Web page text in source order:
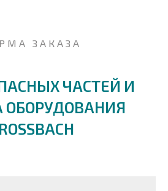
ЗАКАЗА
ЧАСТЕЙ И
ОБОРУДОВАНИЯ